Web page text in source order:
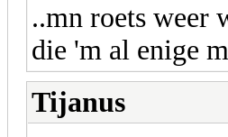
..mn roets weer
die 'm al enige
Tijanus